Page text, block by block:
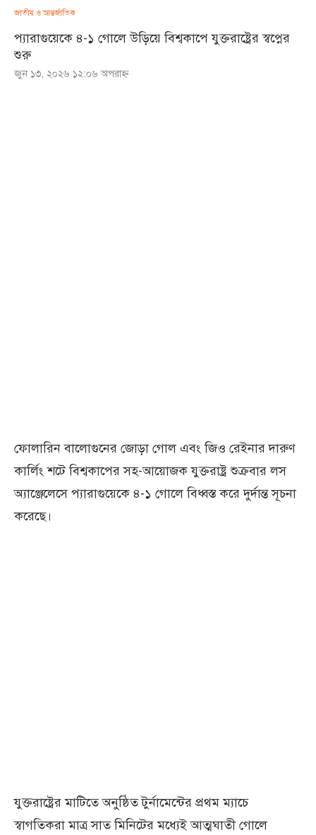
জাতীয় ও আন্তর্জাতিক
প্যারাগুয়েকে ৪-১ গোলে উড়িয়ে বিশ্বকাপে যুক্তরাষ্ট্রের স্বপ্নের
শুরু
জুন ১৩, ২০২৬ ১২:০৬ অপরাহ্ণ
ফোলারিন বালোগুনের জোড়া গোল এবং জিও রেইনার দারুণ
কার্লিং শটে বিশ্বকাপের সহ-আয়োজক যুক্তরাষ্ট্র শুক্রবার লস
অ্যাঞ্জেলেসে প্যারাগুয়েকে ৪-১ গোলে বিধ্বস্ত করে দুর্দান্ত সূচনা
করেছে।
যুক্তরাষ্ট্রের মাটিতে অনুষ্ঠিত টুর্নামেন্টের প্রথম ম্যাচে
স্বাগতিকরা মাত্র সাত মিনিটের মধ্যেই আত্মঘাতী গোলে